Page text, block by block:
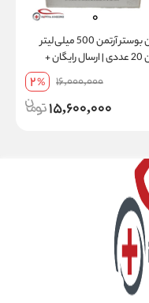
اکتان بوستر آرتمن 500 میلی‌لیتر
کارتن 20 عددی | ارسال رایگان +
16,000,000
2%
15,600,000